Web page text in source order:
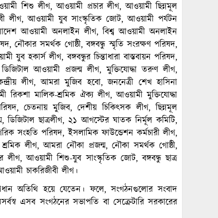
শিশু লীগ, আওয়ামী প্রচার লীগ, আওয়ামী ছিন্নমূল
লীগ, আওয়ামী যুব সাংস্কৃতিক জোট, আওয়ামী পর্যটন
আওয়ামী অনলাইন লীগ, বিশ্ব আওয়ামী অনলাইন
নৌকার সমর্থক গোষ্ঠী, বঙ্গবন্ধু স্মৃতি সংরক্ষণ পরিষদ,
হকার্স লীগ, বঙ্গবন্ধুর চিন্তাধারা বাস্তবায়ন পরিষদ,
আওয়ামী প্রজন্ম লীগ, মুক্তিযোদ্ধা তরুণ লীগ,
লীগ, আমরা মুজিব হবো, জননেত্রী শেখ হাসিনা
রিকশা মালিক-শ্রমিক ঐক্য লীগ, আওয়ামী মুক্তিযোদ্ধা
চেতনায় মুজিব, দেশীয় চিকিৎসক লীগ, ছিন্নমূল
ডিজিটাল ছাত্রলীগ, ২১ আগস্টের ঘাতক নির্মূল কমিটি,
সংহতি পরিষদ, ইসলামিক ফাউন্ডেশন কর্মচারী লীগ,
লীগ, আমরা নৌকা প্রজন্ম, নৌকা সমর্থক গোষ্ঠী,
লীগ, আওয়ামী শিশু-যুব সাংস্কৃতিক জোট, বঙ্গবন্ধু ছাত্র
চাকরিজীবী লীগ।
অতিথি হয়ে যেতেন। ফলে, সংগঠনগুলোর সংবাদ
এসব সংগঠনের সভাপতি বা সেক্রেটারি সরকারের